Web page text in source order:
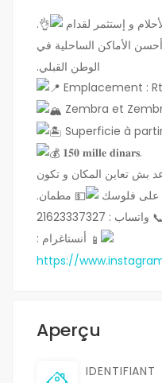
و إستثمر لقدام
.
الأماكن الساحلية في
الوطن القبلي.
Emplacement :
Zembra et
Superficie à
𝟏𝟓𝟎 𝐦𝐢𝐥𝐥𝐞 𝐝𝐢𝐧𝐚𝐫𝐬.
بش تعاين المكان و تكون
على فلوسك
مطمان.
واتساب : 21623337327
أنستاغرام :
https://
Aperçu
IDENTIFIANT